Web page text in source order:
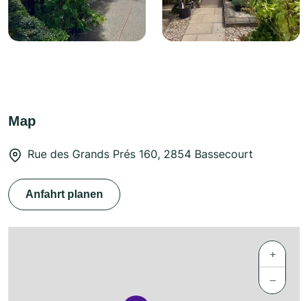
Map
Rue des Grands Prés 160, 2854 Bassecourt
Anfahrt planen
+
−